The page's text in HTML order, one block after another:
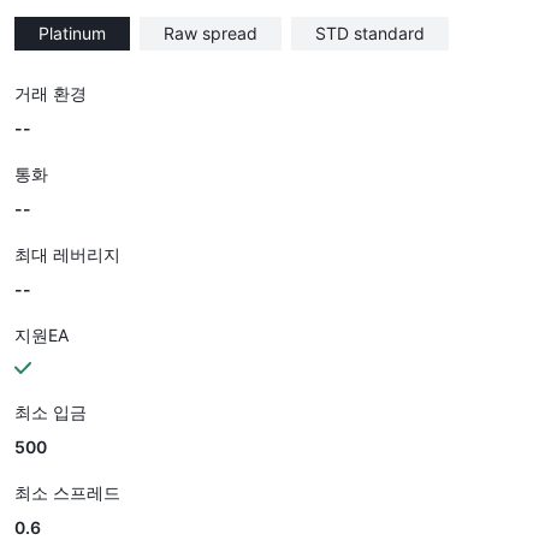
Platinum Raw spread STD standard
거래 환경
--
통화
--
최대 레버리지
--
지원EA
최소 입금
500
최소 스프레드
0.6